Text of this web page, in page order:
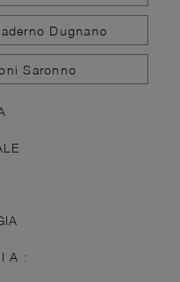
Dugnano
Saronno
A :